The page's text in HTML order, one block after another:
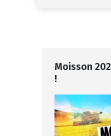
Moisson
!